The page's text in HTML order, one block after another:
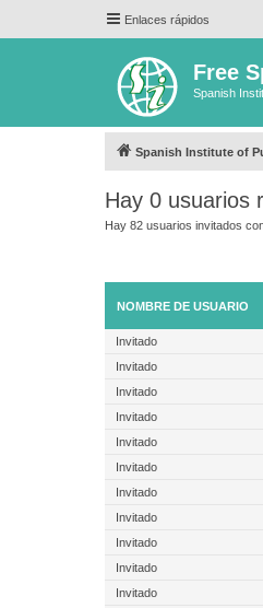
Enlaces rápidos
Free
Spanish
Spanish Institute of
Hay 0 usuarios
Hay 82 usuarios invitados
NOMBRE DE USUARIO
Invitado
Invitado
Invitado
Invitado
Invitado
Invitado
Invitado
Invitado
Invitado
Invitado
Invitado